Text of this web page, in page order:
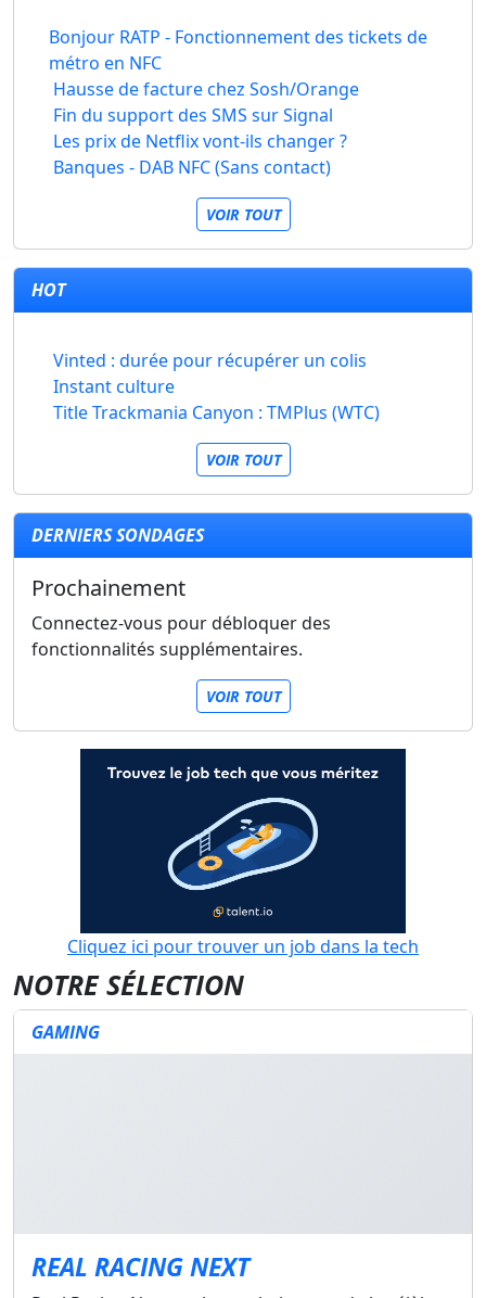
Bonjour RATP - Fonctionnement des tickets de
métro en NFC
Hausse de facture chez Sosh/Orange
Fin du support des SMS sur Signal
Les prix de Netflix vont-ils changer ?
Banques - DAB NFC (Sans contact)
VOIR TOUT
HOT
Vinted : durée pour récupérer un colis
Instant culture
Title Trackmania Canyon : TMPlus (WTC)
VOIR TOUT
DERNIERS SONDAGES
Prochainement
Connectez-vous pour débloquer des
fonctionnalités supplémentaires.
VOIR TOUT
Cliquez ici pour trouver un job dans la tech
NOTRE SÉLECTION
GAMING
REAL RACING NEXT